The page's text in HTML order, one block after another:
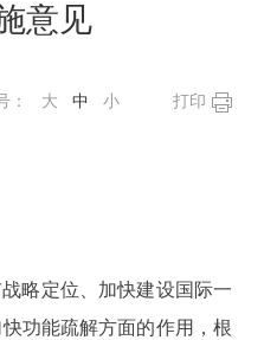
意见
打印
： 大 中 小
略定位、加快建设国际一
功能疏解方面的作用，根